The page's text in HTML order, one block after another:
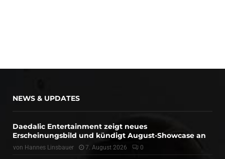
NEWS & UPDATES
Daedalic Entertainment zeigt neues
Erscheinungsbild und kündigt August-Showcase an
von Hannes Linsbauer 7. August 2026 0